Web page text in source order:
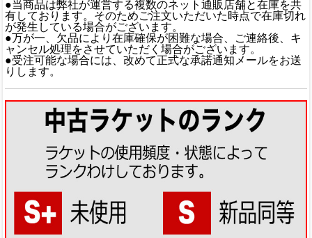
●当商品は弊社が運営する複数のネット通販店舗と在庫を共
有しております。そのためご注文いただいた時点で在庫切れ
が発生している場合がございます。
●万が一、欠品により在庫確保が困難な場合、ご連絡後、キ
ャンセル処理をさせていただく場合がございます。
●受注可能な場合には、改めて正式な承諾通知メールをお送
りします。